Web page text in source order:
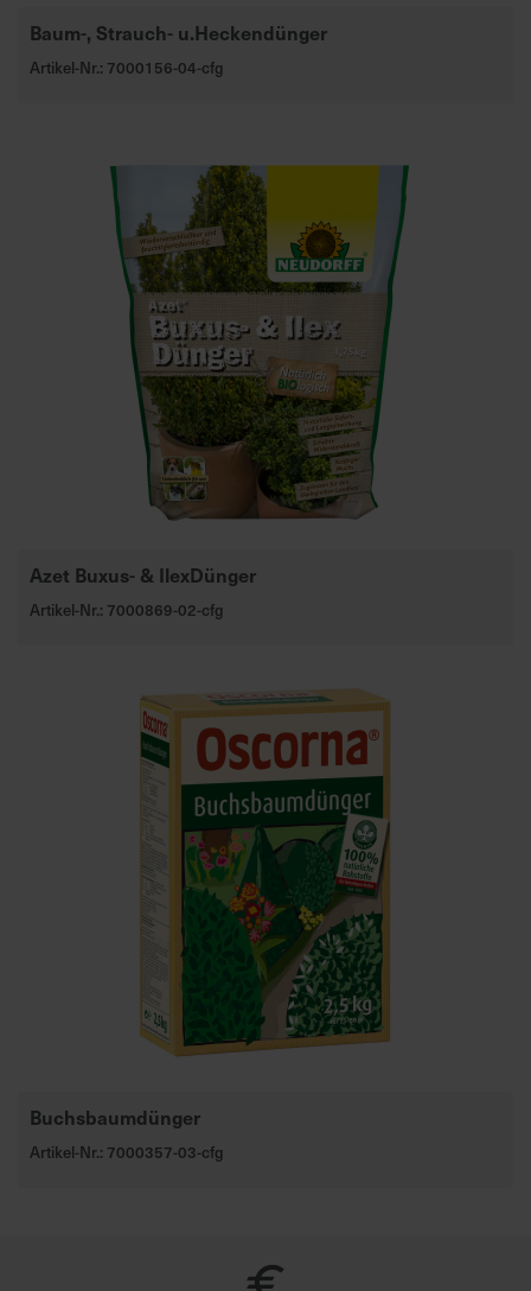
Baum-, Strauch- u.Heckendünger
Artikel-Nr.: 7000156-04-cfg
Azet Buxus- & IlexDünger
Artikel-Nr.: 7000869-02-cfg
Buchsbaumdünger
Artikel-Nr.: 7000357-03-cfg